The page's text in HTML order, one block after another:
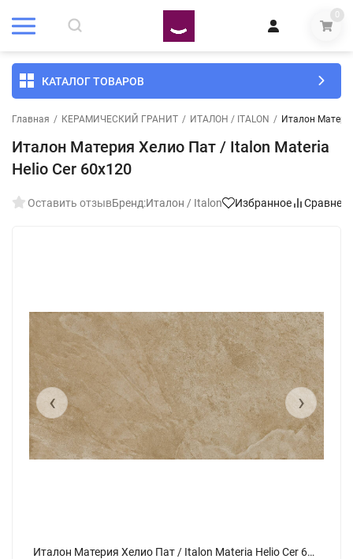
0
КАТАЛОГ ТОВАРОВ
Главная / КЕРАМИЧЕСКИЙ ГРАНИТ / ИТАЛОН / ITALON / Италон
Италон Материя Хелио Пат / Italon Materia
Helio Cer 60x120
Оставить отзывБренд:Италон / Italon Избранное
Италон Материя Хелио Пат / Italon Materia Helio Cer 60x120
‹ ›